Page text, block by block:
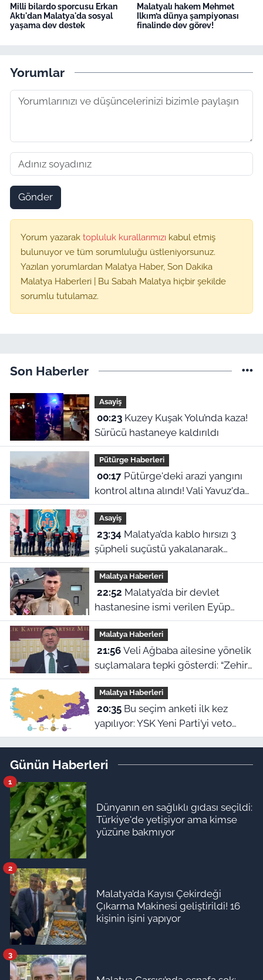
Milli bilardo sporcusu Erkan
Aktı'dan Malatya'da sosyal
yaşama dev destek
Malatyalı hakem Mehmet
Ilkım’a dünya şampiyonası
finalinde dev görev!
Yorumlar
Gönder
Yorum yazarak topluluk kurallarımızı kabul etmiş
bulunuyor ve tüm sorumluluğu üstleniyorsunuz.
Yazılan yorumlardan Malatya Haber, Son Dakika
Malatya Haberleri | Bu Sabah Malatya hiçbir şekilde
sorumlu tutulamaz.
Son Haberler
Asayiş
00:23Kuzey Kuşak Yolu’nda kaza!
Sürücü hastaneye kaldırıldı
Pütürge Haberleri
00:17Pütürge'deki arazi yangını
kontrol altına alındı! Vali Yavuz'dan
çağrı
Asayiş
23:34
şüpheli suçüstü yakalanarak
tutuklandı
Malatya Haberleri
22:52
hastanesine ismi verilen Eyüp
Hacıoğlu kimdir? İşte duygu dolu
hikayesi
Malatya Haberleri
21:56Veli Ağbaba ailesine yönelik
suçlamalara tepki gösterdi: “Zehir
olsun”
Malatya Haberleri
20:35Bu seçim anketi ilk kez
yapılıyor: YSK Yeni Parti’yi veto
ederse Malatya’da sonuç ne olur?
Günün Haberleri
Dünyanın en sağlıklı gıdası seçildi:
Türkiye'de yetişiyor ama kimse
yüzüne bakmıyor
1
Malatya’da Kayısı Çekirdeği
Çıkarma Makinesi geliştirildi! 16
kişinin işini yapıyor
2
3